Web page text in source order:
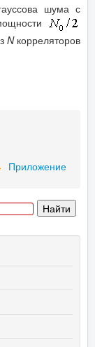
шума с
N корреляторов
Приложение